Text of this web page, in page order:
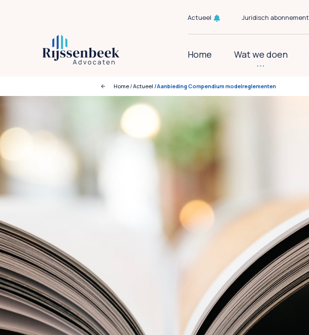
Actueel Juridisch abonnement
Home Wat we doen
Home/Actueel /Aanbieding Compendium modelreglementen